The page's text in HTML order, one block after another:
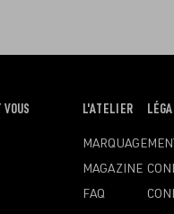
OUVRIR
MENU
L'ATELIER
MARQUAGE
MAGAZINE
FAQ